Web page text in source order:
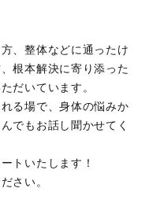
、整体などに通ったけ
根本解決に寄り添った
だいています。
る場で、身体の悩みか
でもお話し聞かせてく
トいたします！
さい。